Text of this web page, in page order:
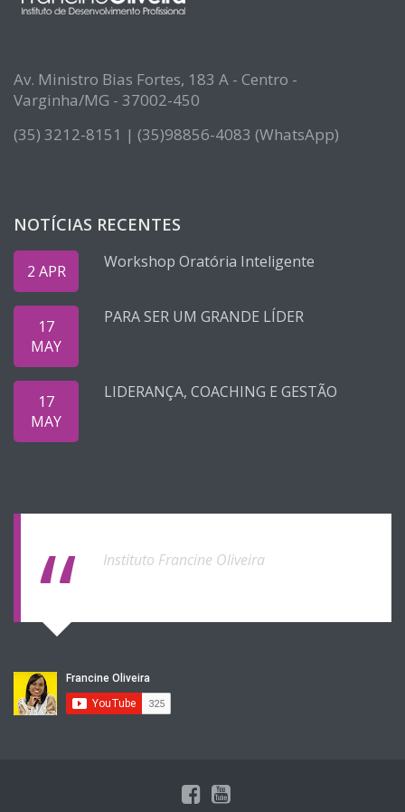
Av. Ministro Bias Fortes, 183 A - Centro -
Varginha/MG - 37002-450
(35) 3212-8151 | (35)98856-4083 (WhatsApp)
NOTÍCIAS RECENTES
2 APR Workshop Oratória Inteligente
17
MAY
PARA SER UM GRANDE LÍDER
17
MAY
LIDERANÇA, COACHING E GESTÃO
Instituto Francine Oliveira